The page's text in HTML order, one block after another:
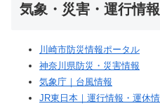
気象・災害・運行情報
川崎市防災情報ポータル
神奈川県防災・災害情報
気象庁｜台風情報
JR東日本｜運行情報・運休